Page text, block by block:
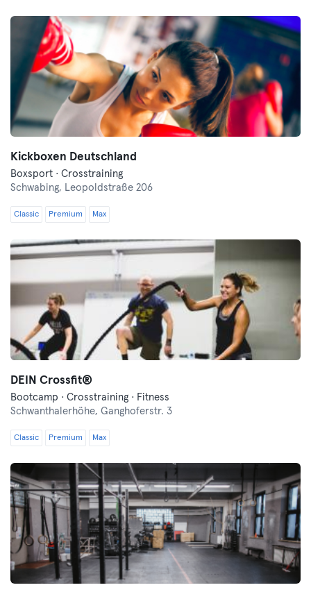
Kickboxen Deutschland
Boxsport · Crosstraining
Schwabing, Leopoldstraße 206
Classic Premium Max
DEIN Crossfit®
Bootcamp · Crosstraining · Fitness
Schwanthalerhöhe, Ganghoferstr. 3
Classic Premium Max